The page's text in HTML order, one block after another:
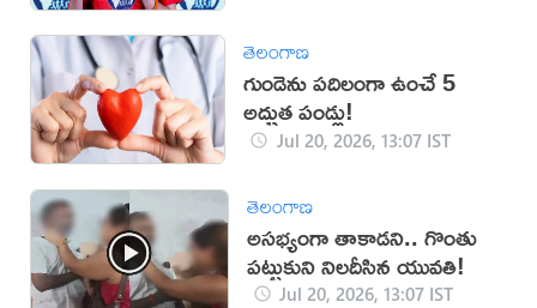
తెలంగాణ
గుండెను పదిలంగా ఉంచే 5
అద్భుత పండ్లు!
Jul 20, 2026, 13:07 IST
తెలంగాణ
అసభ్యంగా తాకాడని.. గొంతు
పట్టుకుని నిలదీసిన యువతి!
Jul 20, 2026, 13:07 IST